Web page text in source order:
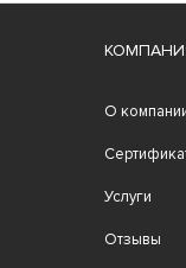
О
Услуги
Отзывы